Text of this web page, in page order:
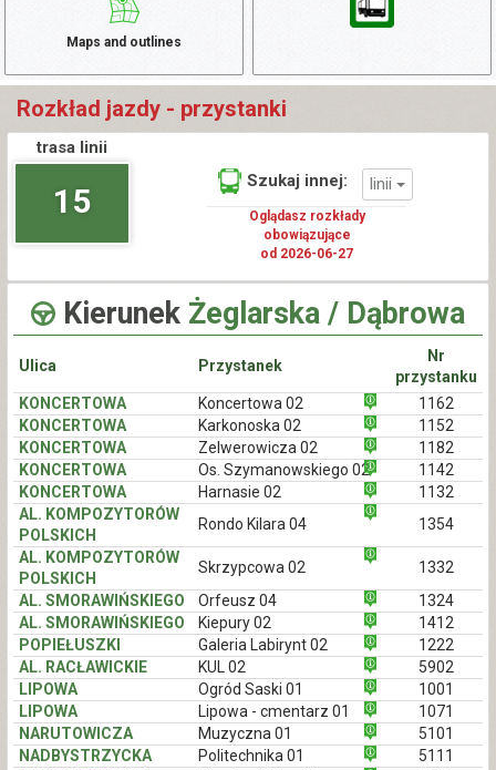
Maps and outlines
Rozkład jazdy - przystanki
trasa linii
15
Szukaj innej: linii
Oglądasz rozkłady
obowiązujące
od 2026-06-27
Kierunek Żeglarska / Dąbrowa
Ulica Przystanek
Nr
przystanku
KONCERTOWA
Koncertowa 02
1162
KONCERTOWA
Karkonoska 02
1152
KONCERTOWA
Zelwerowicza 02
1182
KONCERTOWA
Os. Szymanowskiego 02
1142
KONCERTOWA
Harnasie 02
1132
AL. KOMPOZYTORÓW
POLSKICH
Rondo Kilara 04
1354
AL. KOMPOZYTORÓW
POLSKICH
Skrzypcowa 02
1332
AL. SMORAWIŃSKIEGO
Orfeusz 04
1324
AL. SMORAWIŃSKIEGO
Kiepury 02
1412
POPIEŁUSZKI
Galeria Labirynt 02
1222
AL. RACŁAWICKIE
KUL 02
5902
LIPOWA
Ogród Saski 01
1001
LIPOWA
Lipowa - cmentarz 01
1071
NARUTOWICZA
Muzyczna 01
5101
NADBYSTRZYCKA
Politechnika 01
5111